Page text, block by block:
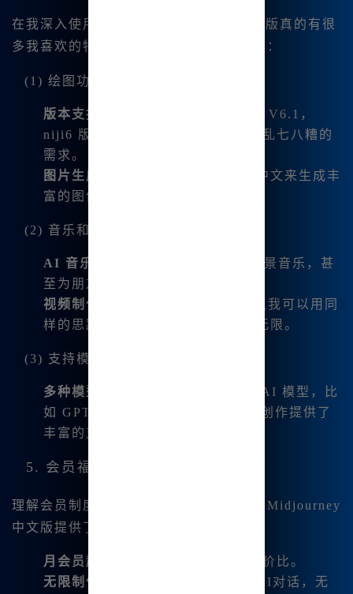
在我深入使用后，发现 Midjourney 中文版真的有很
多我喜欢的特点。下面我来详细列举一下：
(1) 绘图功能
版本支持
：当前集成了 Midjourney V6.1，
niji6 版本，支持最新功能，涵盖了乱七八糟的
需求。
图片生成
：允许我通过输入简单的中文来生成丰
富的图像，大大降低了创作门槛。
(2) 音乐和视频创作
AI 音乐生成
：我可以生成歌词、背景音乐，甚
至为朋友写一首情歌，感觉特别棒。
视频制作
：新上线的 AI 视频功能让我可以用同
样的思路制作动感视频，创作空间无限。
(3) 支持模型
多种模型选择
：内置了多款顶尖的 AI 模型，比
如 GPT-4O 与 Claude3.5，为我的创作提供了
丰富的支持。
5. 会员福利与价格
理解会员制度对创作者的价值非常关键。Midjourney
中文版提供了灵活的会员方案：
月会员起价
：仅需9.9元起，极具性价比。
无限制使用
：包括各种绘图工具和AI对话，无